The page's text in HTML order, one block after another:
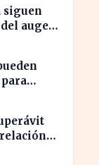
siguen
auge